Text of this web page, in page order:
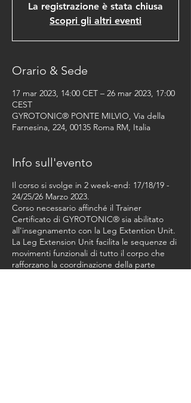
La registrazione è stata chiusa
Scopri gli altri eventi
Orario & Sede
17 mar 2023, 14:00 CET – 26 mar 2023, 17:00
CEST
GYROTONIC® PONTE MILVIO, Via della
Farnesina, 224, 00135 Roma RM, Italia
Info sull'evento
Il corso si svolge in 2 week-end: 17/18/19 -
24/25/26 Marzo 2023.
Corso necessario affinché il Trainer
Certificato di GYROTONIC® sia abilitato
all'insegnamento con la Leg Extention Unit.
La Leg Extension Unit facilita le sequenze di
movimenti funzionali di tutto il corpo che
rafforzano la coordinazione della parte